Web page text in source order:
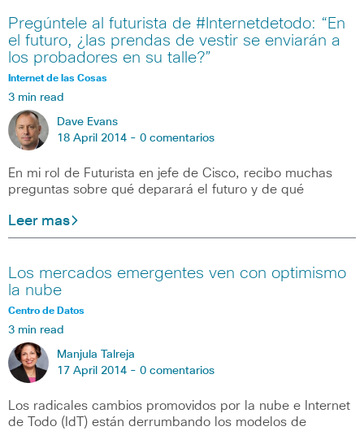
Pregúntele al futurista de #Internetdetodo: “En
el futuro, ¿las prendas de vestir se enviarán a
los probadores en su talle?”
Internet de las Cosas
3 min read
Dave Evans
18 April 2014 - 0 comentarios
En mi rol de Futurista en jefe de Cisco, recibo muchas
preguntas sobre qué deparará el futuro y de qué
Leer mas
Los mercados emergentes ven con optimismo
la nube
Centro de Datos
3 min read
Manjula Talreja
17 April 2014 - 0 comentarios
Los radicales cambios promovidos por la nube e Internet
de Todo (IdT) están derrumbando los modelos de